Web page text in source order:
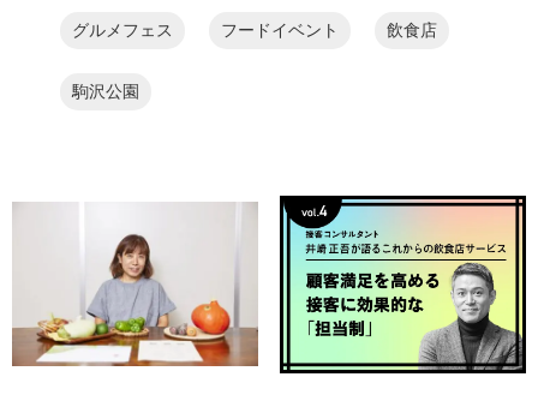
グルメフェス フードイベント 飲食店
駒沢公園